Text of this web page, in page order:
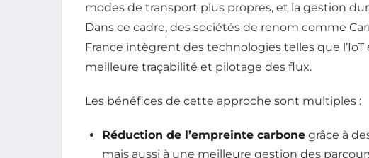
modes de transport plus propres, et la gestion
Dans ce cadre, des sociétés de renom comme
France intègrent des technologies telles que
meilleure traçabilité et pilotage des flux.
Les bénéfices de cette approche sont multiples :
Réduction de l’empreinte carbone grâce à
mais aussi à une meilleure gestion des